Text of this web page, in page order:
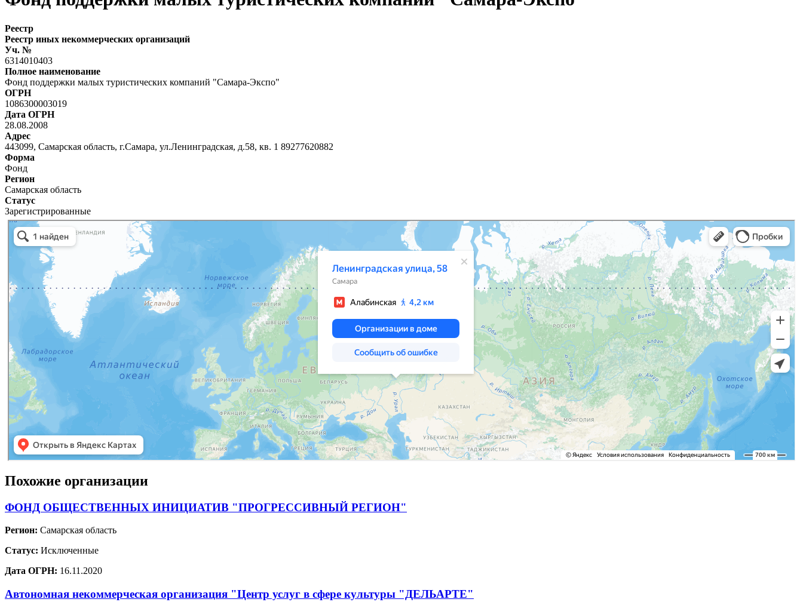
Реестр
Реестр иных некоммерческих организаций
Уч. №
6314010403
Полное наименование
Фонд поддержки малых туристических компаний "Самара-Экспо"
ОГРН
1086300003019
Дата ОГРН
28.08.2008
Адрес
443099, Самарская область, г.Самара, ул.Ленинградская, д.58, кв. 1 89277620882
Форма
Фонд
Регион
Самарская область
Статус
Зарегистрированные
Похожие организации
ФОНД ОБЩЕСТВЕННЫХ ИНИЦИАТИВ "ПРОГРЕССИВНЫЙ РЕГИОН"
Регион: Самарская область
Статус: Исключенные
Дата ОГРН: 16.11.2020
Автономная некоммерческая организация "Центр услуг в сфере культуры "ДЕЛЬАРТЕ"